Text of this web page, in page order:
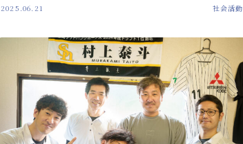
2025.06.21 社会活動